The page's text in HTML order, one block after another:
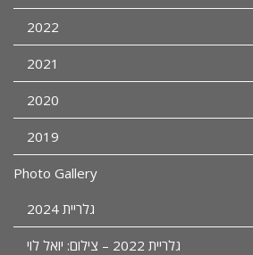
2022
2021
2020
2019
Photo Gallery
גלריית 2024
גלריית 2022 – צילום: יואל לוי